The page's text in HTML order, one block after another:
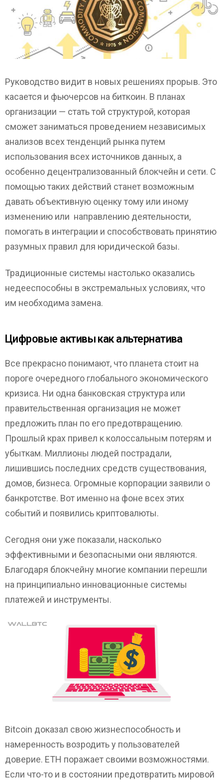
Руководство видит в новых решениях прорыв. Это
касается и фьючерсов на биткоин. В планах
организации — стать той структурой, которая
сможет заниматься проведением независимых
анализов всех тенденций рынка путем
использования всех источников данных, а
особенно децентрализованный блокчейн и сети. С
помощью таких действий станет возможным
давать объективную оценку тому или иному
изменению или направлению деятельности,
помогать в интеграции и способствовать принятию
разумных правил для юридической базы.
Традиционные системы настолько оказались
недееспособны в экстремальных условиях, что
им необходима замена.
Цифровые активы как альтернатива
Все прекрасно понимают, что планета стоит на
пороге очередного глобального экономического
кризиса. Ни одна банковская структура или
правительственная организация не может
предложить план по его предотвращению.
Прошлый крах привел к колоссальным потерям и
убыткам. Миллионы людей пострадали,
лишившись последних средств существования,
домов, бизнеса. Огромные корпорации заявили о
банкротстве. Вот именно на фоне всех этих
событий и появились криптовалюты.
Сегодня они уже показали, насколько
эффективными и безопасными они являются.
Благодаря блокчейну многие компании перешли
на принципиально инновационные системы
платежей и инструменты.
Bitcoin доказал свою жизнеспособность и
намеренность возродить у пользователей
доверие. ЕТН поражает своими возможностями.
Если что-то и в состоянии предотвратить мировой